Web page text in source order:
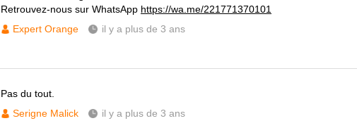
Retrouvez-nous sur WhatsApp https://wa.me/221771370101
Expert Orange
il y a plus de 3 ans
Pas du tout.
Serigne Malick
il y a plus de 3 ans